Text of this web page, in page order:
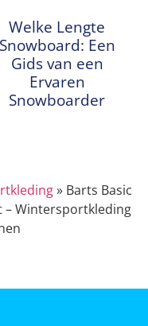
Welke Lengte
Snowboard: Een
Gids van een
Ervaren
Snowboarder
» Barts Basic
– Wintersportkleding